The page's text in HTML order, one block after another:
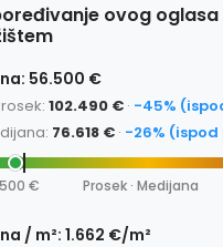
ovog oglasa
56.500 €
102.490 € · -45%
76.618 € · -26%
€ Prosek · Medijana
/ m²: 1.662 €/m²